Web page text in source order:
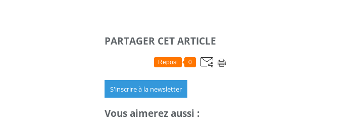
PARTAGER CET ARTICLE
Repost 0
S'inscrire à la newsletter
Vous aimerez aussi :